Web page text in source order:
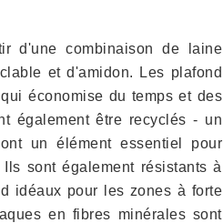
d'une combinaison de laine
et d'amidon. Les plafond
économise du temps et des
également être recyclés - un
un élément essentiel pour
sont également résistants à
idéaux pour les zones à forte
en fibres minérales sont